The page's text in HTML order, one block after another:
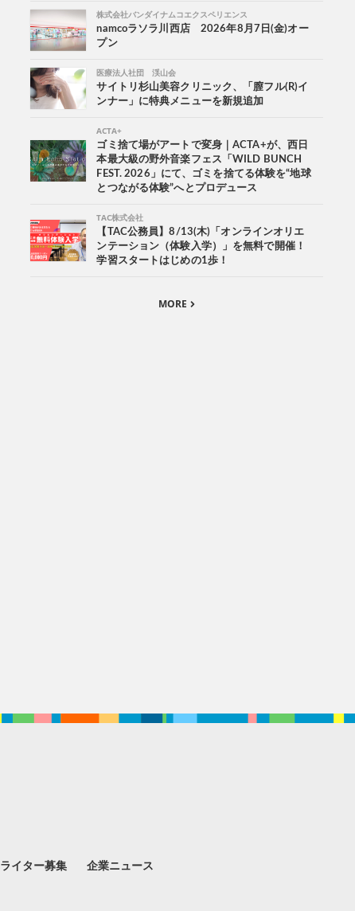
株式会社バンダイナムコエクスペリエンス
namcoラソラ川西店 2026年8月7日(金)オー
プン
医療法人社団 渓山会
サイトリ杉山美容クリニック、「膣フル(R)イ
ンナー」に特典メニューを新規追加
ACTA+
ゴミ捨て場がアートで変身｜ACTA+が、西日
本最大級の野外音楽フェス「WILD BUNCH
FEST. 2026」にて、ゴミを捨てる体験を“地球
とつながる体験”へとプロデュース
TAC株式会社
【TAC公務員】8/13(木)「オンラインオリエ
ンテーション（体験入学）」を無料で開催！
学習スタートはじめの1歩！
MORE
ライター募集 企業ニュース